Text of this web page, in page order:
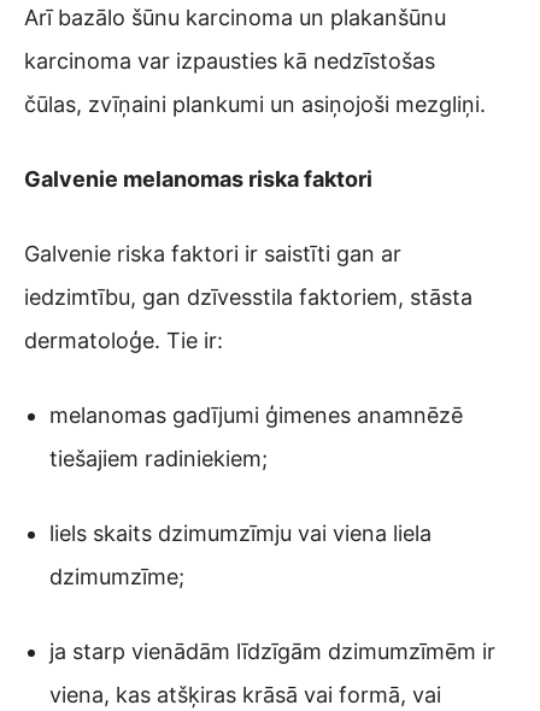
Arī bazālo šūnu karcinoma un plakanšūnu
karcinoma var izpausties kā nedzīstošas
čūlas, zvīņaini plankumi un asiņojoši mezgliņi.
Galvenie melanomas riska faktori
Galvenie riska faktori ir saistīti gan ar
iedzimtību, gan dzīvesstila faktoriem, stāsta
dermatoloģe. Tie ir:
melanomas gadījumi ģimenes anamnēzē
tiešajiem radiniekiem;
liels skaits dzimumzīmju vai viena liela
dzimumzīme;
ja starp vienādām līdzīgām dzimumzīmēm ir
viena, kas atšķiras krāsā vai formā, vai